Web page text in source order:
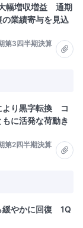
幅増収増益 通期
業績寄与を見込
第3四半期決算
より黒字転換 コ
に活発な荷動き
第2四半期決算
緩やかに回復 1Q